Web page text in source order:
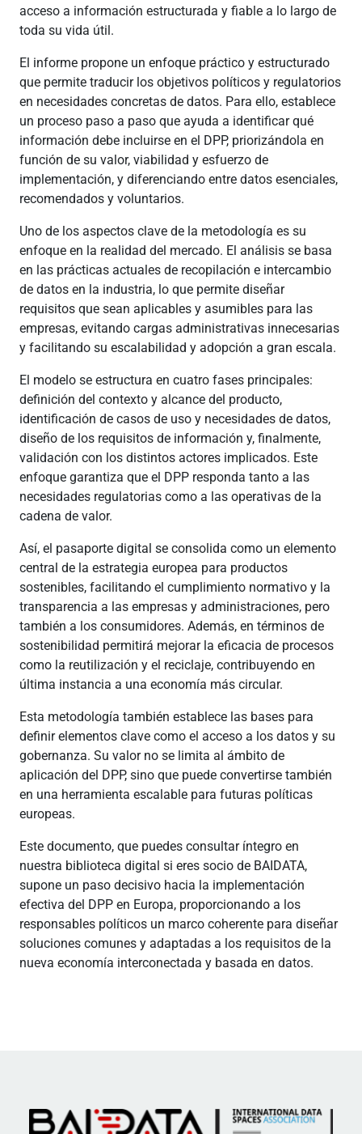
acceso a información estructurada y fiable a lo largo de
toda su vida útil.
El informe propone un enfoque práctico y estructurado
que permite traducir los objetivos políticos y regulatorios
en necesidades concretas de datos. Para ello, establece
un proceso paso a paso que ayuda a identificar qué
información debe incluirse en el DPP, priorizándola en
función de su valor, viabilidad y esfuerzo de
implementación, y diferenciando entre datos esenciales,
recomendados y voluntarios.
Uno de los aspectos clave de la metodología es su
enfoque en la realidad del mercado. El análisis se basa
en las prácticas actuales de recopilación e intercambio
de datos en la industria, lo que permite diseñar
requisitos que sean aplicables y asumibles para las
empresas, evitando cargas administrativas innecesarias
y facilitando su escalabilidad y adopción a gran escala.
El modelo se estructura en cuatro fases principales:
definición del contexto y alcance del producto,
identificación de casos de uso y necesidades de datos,
diseño de los requisitos de información y, finalmente,
validación con los distintos actores implicados. Este
enfoque garantiza que el DPP responda tanto a las
necesidades regulatorias como a las operativas de la
cadena de valor.
Así, el pasaporte digital se consolida como un elemento
central de la estrategia europea para productos
sostenibles, facilitando el cumplimiento normativo y la
transparencia a las empresas y administraciones, pero
también a los consumidores. Además, en términos de
sostenibilidad permitirá mejorar la eficacia de procesos
como la reutilización y el reciclaje, contribuyendo en
última instancia a una economía más circular.
Esta metodología también establece las bases para
definir elementos clave como el acceso a los datos y su
gobernanza. Su valor no se limita al ámbito de
aplicación del DPP, sino que puede convertirse también
en una herramienta escalable para futuras políticas
europeas.
Este documento, que puedes consultar íntegro en
nuestra biblioteca digital si eres socio de BAIDATA,
supone un paso decisivo hacia la implementación
efectiva del DPP en Europa, proporcionando a los
responsables políticos un marco coherente para diseñar
soluciones comunes y adaptadas a los requisitos de la
nueva economía interconectada y basada en datos.